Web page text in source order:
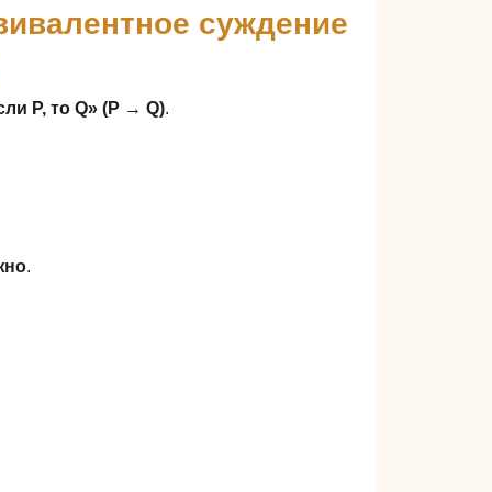
суждение
P, то Q» (P → Q).
.